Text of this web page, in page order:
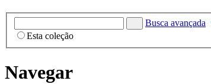
Busca avançada
Esta coleção
Navegar